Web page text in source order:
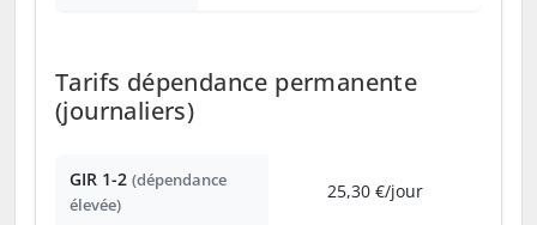
Tarifs dépendance permanente
(journaliers)
GIR 1-2 (dépendance
élevée)
25,30 €/jour